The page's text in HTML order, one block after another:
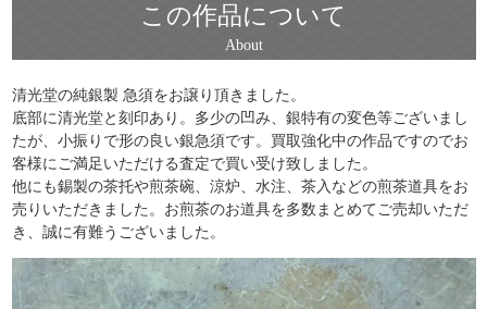
この作品について
清光堂の純銀製 急須をお譲り頂きました。
底部に清光堂と刻印あり。多少の凹み、銀特有の変色等ございまし
たが、小振りで形の良い銀急須です。買取強化中の作品ですのでお
客様にご満足いただける査定で買い受け致しました。
他にも錫製の茶托や煎茶碗、涼炉、水注、茶入などの煎茶道具をお
売りいただきました。お煎茶のお道具を多数まとめてご売却いただ
き、誠に有難うございました。